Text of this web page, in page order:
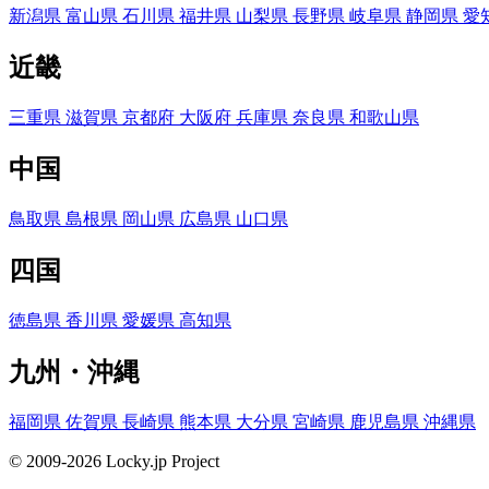
新潟県 富山県 石川県 福井県 山梨県 長野県 岐阜県 静岡県 愛
近畿
三重県 滋賀県 京都府 大阪府 兵庫県 奈良県 和歌山県
中国
鳥取県 島根県 岡山県 広島県 山口県
四国
徳島県 香川県 愛媛県 高知県
九州・沖縄
福岡県 佐賀県 長崎県 熊本県 大分県 宮崎県 鹿児島県 沖縄県
© 2009-2026 Locky.jp Project